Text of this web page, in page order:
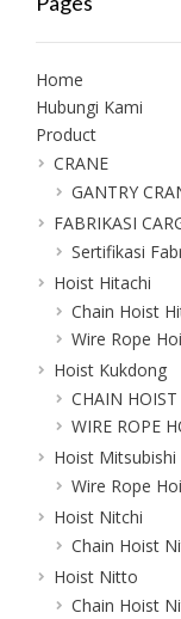
Home
Hubungi Kami
Product
CRANE
GANTRY
FABRIKASI
Sertifikasi
Hoist Hitachi
Chain Hoist
Wire Rope
Hoist Kukdong
CHAIN
WIRE ROPE
Hoist Mitsubishi
Wire Rope
Hoist Nitchi
Chain Hoist
Hoist Nitto
Chain Hoist